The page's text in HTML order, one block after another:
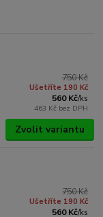
750 Kč
Ušetříte 190 Kč
560 Kč/ks
463 Kč bez DPH
Zvolit variantu
750 Kč
Ušetříte 190 Kč
560 Kč/ks